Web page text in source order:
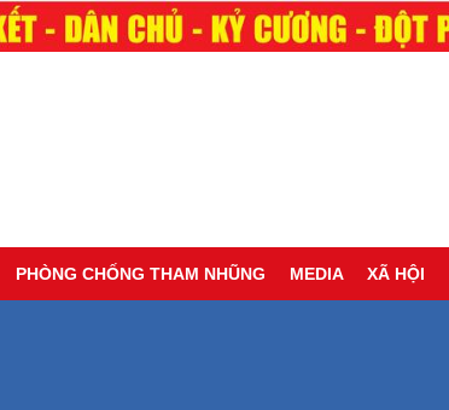
PHÒNG CHỐNG THAM NHŨNG MEDIA XÃ HỘI